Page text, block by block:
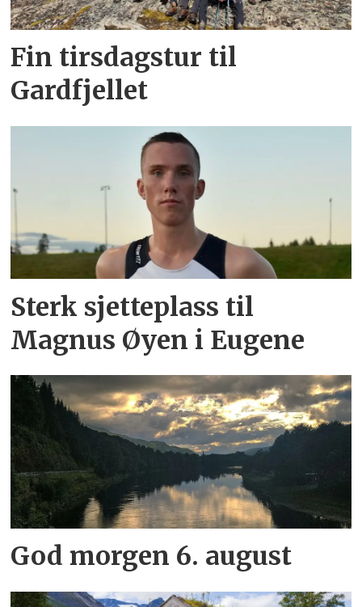
Fin tirsdagstur til
Gardfjellet
Sterk sjetteplass til
Magnus Øyen i Eugene
God morgen 6. august